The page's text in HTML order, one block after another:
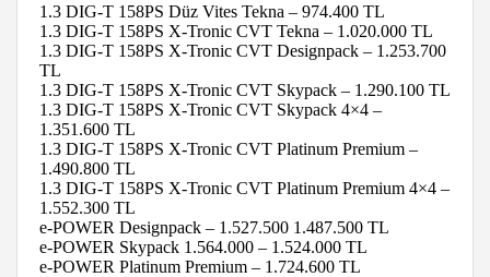
1.3 DIG-T 158PS Düz Vites Tekna – 974.400 TL
1.3 DIG-T 158PS X-Tronic CVT Tekna – 1.020.000 TL
1.3 DIG-T 158PS X-Tronic CVT Designpack – 1.253.700
TL
1.3 DIG-T 158PS X-Tronic CVT Skypack – 1.290.100 TL
1.3 DIG-T 158PS X-Tronic CVT Skypack 4×4 –
1.351.600 TL
1.3 DIG-T 158PS X-Tronic CVT Platinum Premium –
1.490.800 TL
1.3 DIG-T 158PS X-Tronic CVT Platinum Premium 4×4 –
1.552.300 TL
e-POWER Designpack – 1.527.500 1.487.500 TL
e-POWER Skypack 1.564.000 – 1.524.000 TL
e-POWER Platinum Premium – 1.724.600 TL